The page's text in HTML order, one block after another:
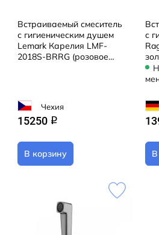
Встраиваемый смеситель
с гигиеническим душем
Lemark Карелия LMF-
2018S-BRRG (розовое
Чехия
15250 q
В корзину
с